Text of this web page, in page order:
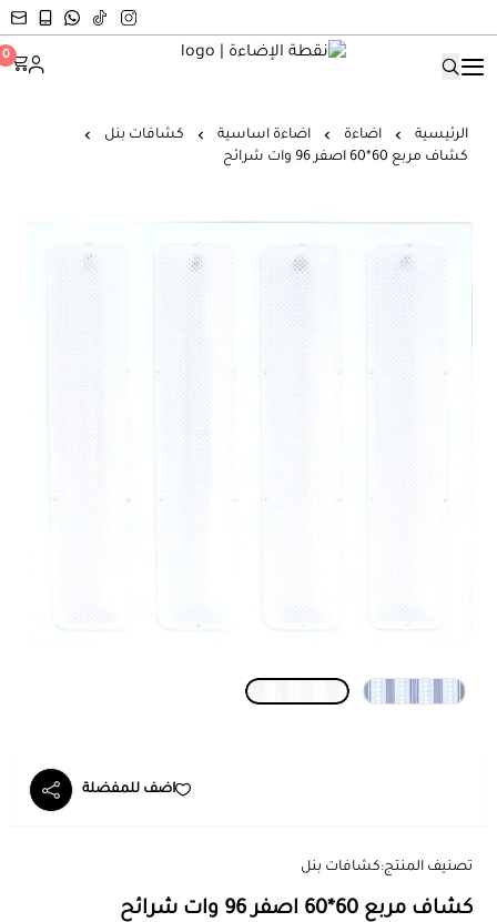
نقطة الإضاءة 0
الرئيسية اضاءة اضاءة اساسية
كشافات بنل
كشاف مربع 60*60 اصفر 96 وات شرائح
اضف للمفضلة
تصنيف المنتج:كشافات بنل
كشاف مربع 60*60 اصفر 96 وات شرائح